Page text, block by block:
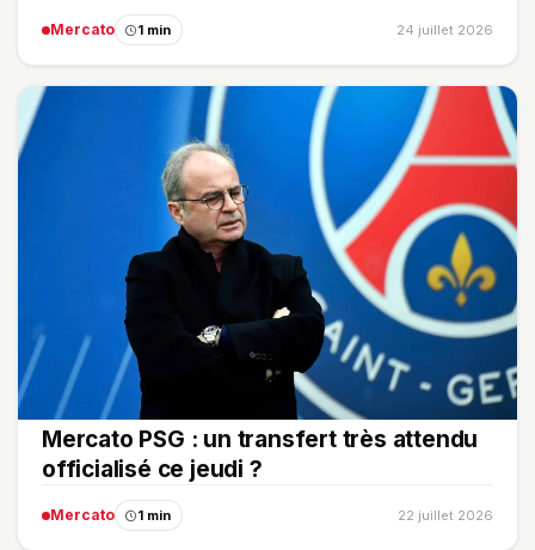
Mercato 1 min 24 juillet 2026
Mercato PSG : un transfert très attendu
officialisé ce jeudi ?
Mercato 1 min 22 juillet 2026